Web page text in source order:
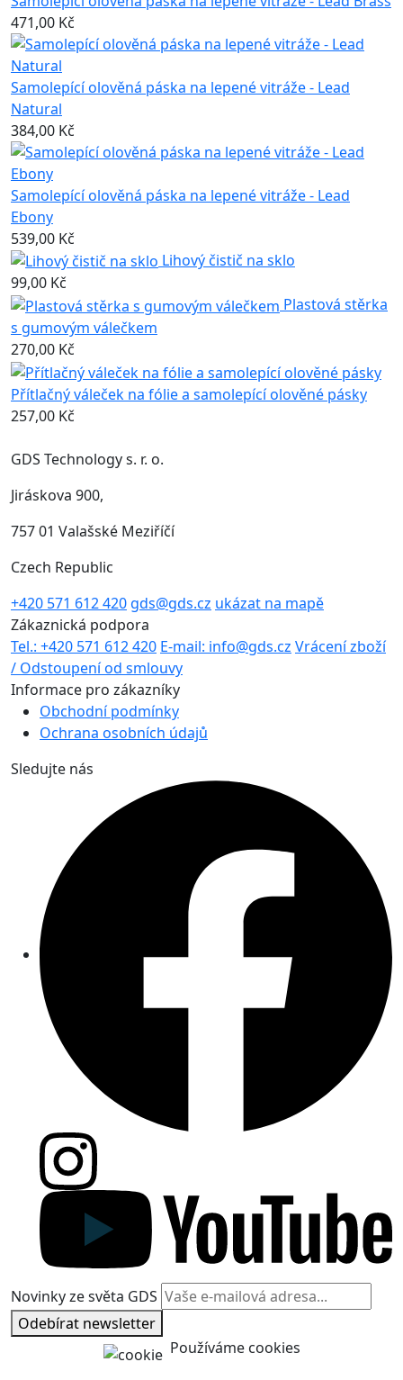
471,00 Kč
Samolepící olověná páska na lepené vitráže - Lead
Natural
384,00 Kč
Samolepící olověná páska na lepené vitráže - Lead
Ebony
539,00 Kč
Lihový čistič na sklo
99,00 Kč
Plastová stěrka
s gumovým válečkem
270,00 Kč
Přítlačný váleček na fólie a samolepící olověné pásky
257,00 Kč
GDS Technology s. r. o.
Jiráskova 900,
757 01 Valašské Meziříčí
Czech Republic
+420 571 612 420 gds@gds.cz ukázat na mapě
Zákaznická podpora
Tel.: +420 571 612 420 E-mail: info@gds.cz Vrácení zboží
/ Odstoupení od smlouvy
Informace pro zákazníky
Obchodní podmínky
Ochrana osobních údajů
Sledujte nás
Novinky ze světa GDS
Odebírat newsletter
Používáme cookies